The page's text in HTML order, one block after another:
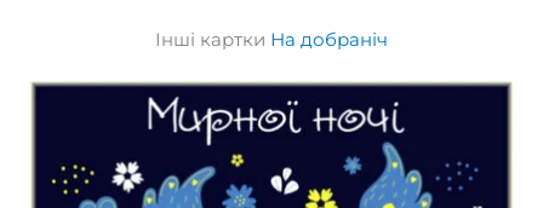
Інші картки На добраніч